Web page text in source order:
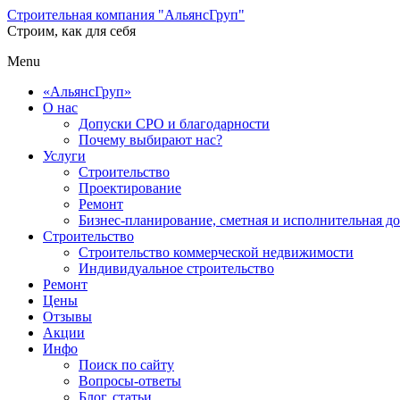
Строительная компания "АльянсГруп"
Строим, как для себя
Menu
«АльянсГруп»
О нас
Допуски СРО и благодарности
Почему выбирают нас?
Услуги
Строительство
Проектирование
Ремонт
Бизнес-планирование, сметная и исполнительная
Строительство
Строительство коммерческой недвижимости
Индивидуальное строительство
Ремонт
Цены
Отзывы
Акции
Инфо
Поиск по сайту
Вопросы-ответы
Блог, статьи